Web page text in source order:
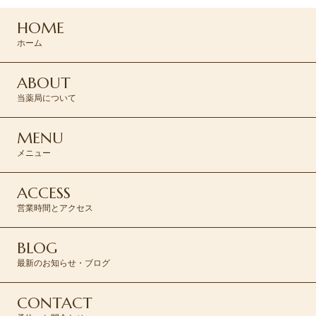
HOME
ホーム
ABOUT
当薬局について
MENU
メニュー
ACCESS
営業時間とアクセス
BLOG
最新のお知らせ・ブログ
CONTACT